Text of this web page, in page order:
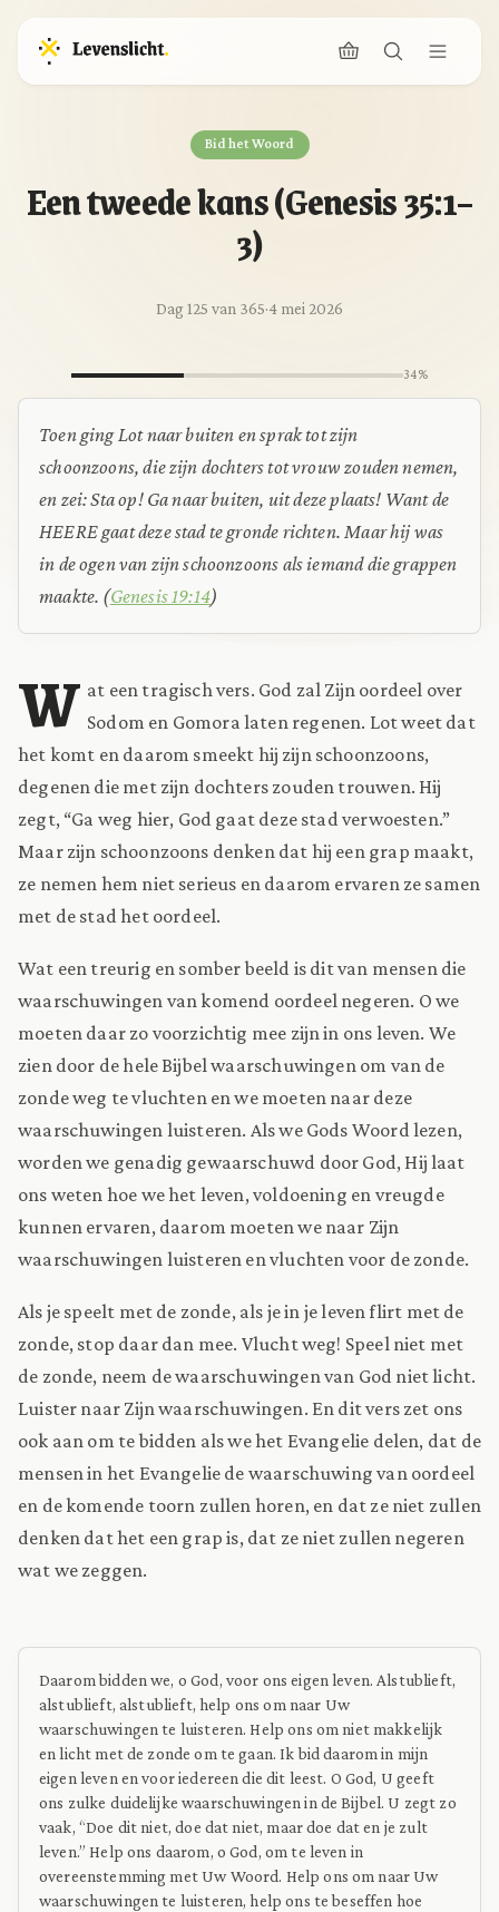
Bid het Woord
Een tweede kans (Genesis 35:1–
3)
Dag 125 van 365·4 mei 2026
34%
Toen ging Lot naar buiten en sprak tot zijn
schoonzoons, die zijn dochters tot vrouw zouden nemen,
en zei: Sta op! Ga naar buiten, uit deze plaats! Want de
HEERE gaat deze stad te gronde richten. Maar hij was
in de ogen van zijn schoonzoons als iemand die grappen
maakte. (Genesis 19:14)
W at een tragisch vers. God zal Zijn oordeel over
Sodom en Gomora laten regenen. Lot weet dat
het komt en daarom smeekt hij zijn schoonzoons,
degenen die met zijn dochters zouden trouwen. Hij
zegt, “Ga weg hier, God gaat deze stad verwoesten.”
Maar zijn schoonzoons denken dat hij een grap maakt,
ze nemen hem niet serieus en daarom ervaren ze samen
met de stad het oordeel.
Wat een treurig en somber beeld is dit van mensen die
waarschuwingen van komend oordeel negeren. O we
moeten daar zo voorzichtig mee zijn in ons leven. We
zien door de hele Bijbel waarschuwingen om van de
zonde weg te vluchten en we moeten naar deze
waarschuwingen luisteren. Als we Gods Woord lezen,
worden we genadig gewaarschuwd door God, Hij laat
ons weten hoe we het leven, voldoening en vreugde
kunnen ervaren, daarom moeten we naar Zijn
waarschuwingen luisteren en vluchten voor de zonde.
Als je speelt met de zonde, als je in je leven flirt met de
zonde, stop daar dan mee. Vlucht weg! Speel niet met
de zonde, neem de waarschuwingen van God niet licht.
Luister naar Zijn waarschuwingen. En dit vers zet ons
ook aan om te bidden als we het Evangelie delen, dat de
mensen in het Evangelie de waarschuwing van oordeel
en de komende toorn zullen horen, en dat ze niet zullen
denken dat het een grap is, dat ze niet zullen negeren
wat we zeggen.
Daarom bidden we, o God, voor ons eigen leven. Alstublieft,
alstublieft, alstublieft, help ons om naar Uw
waarschuwingen te luisteren. Help ons om niet makkelijk
en licht met de zonde om te gaan. Ik bid daarom in mijn
eigen leven en voor iedereen die dit leest. O God, U geeft
ons zulke duidelijke waarschuwingen in de Bijbel. U zegt zo
vaak, “Doe dit niet, doe dat niet, maar doe dat en je zult
leven.” Help ons daarom, o God, om te leven in
overeenstemming met Uw Woord. Help ons om naar Uw
waarschuwingen te luisteren, help ons te beseffen hoe